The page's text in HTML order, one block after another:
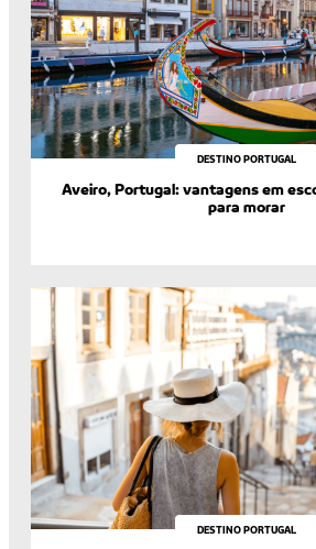
DESTINO PORTUGAL
Aveiro, Portugal: vantagens em
para morar
DESTINO PORTUGAL